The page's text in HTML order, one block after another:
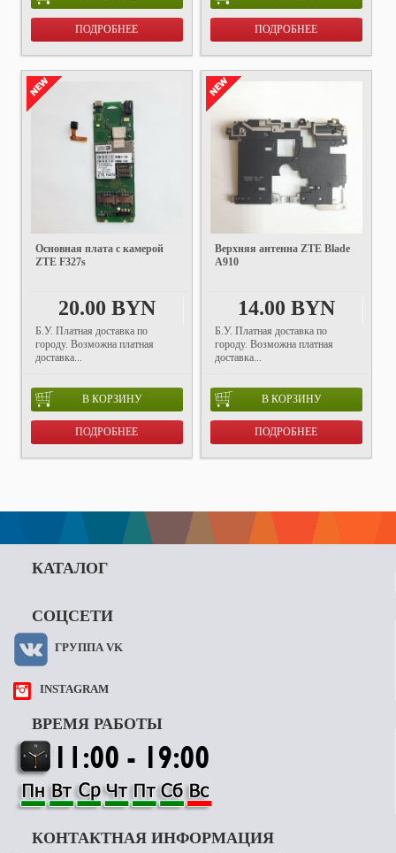
ПОДРОБНЕЕ ПОДРОБНЕЕ
Основная плата с камерой
ZTE F327s
20.00 BYN
Б.У. Платная доставка по
городу. Возможна платная
доставка...
В КОРЗИНУ
ПОДРОБНЕЕ
Верхняя антенна ZTE Blade
A910
14.00 BYN
Б.У. Платная доставка по
городу. Возможна платная
доставка...
В КОРЗИНУ
ПОДРОБНЕЕ
КАТАЛОГ
СОЦСЕТИ
ГРУППА VK
INSTAGRAM
ВРЕМЯ РАБОТЫ
КОНТАКТНАЯ ИНФОРМАЦИЯ